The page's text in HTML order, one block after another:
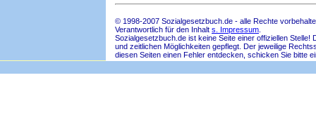
© 1998-2007 Sozialgesetzbuch.de - alle Rechte
Verantwortlich für den Inhalt s. Impressum
Sozialgesetzbuch.de ist keine Seite einer offiziellen
und zeitlichen Möglichkeiten gepflegt. Der jeweilige
diesen Seiten einen Fehler entdecken, schicken Sie bitte